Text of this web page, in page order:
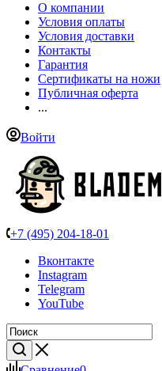
О компании
Условия оплаты
Условия доставки
Контакты
Гарантия
Сертификаты на ножи
Публичная оферта
...
Войти
+7 (495) 204-18-01
Вконтакте
Instagram
Telegram
YouTube